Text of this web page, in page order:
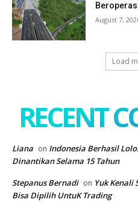
August 7,
Load
RECENT
Liana on Indonesia Berhasil
Dinantikan Selama 15 Tahun
Stepanus Bernadi on Yuk Kenali
Bisa Dipilih UntuK Trading